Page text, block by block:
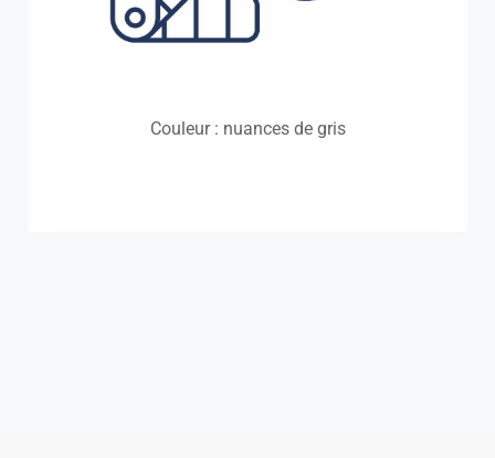
Couleur : nuances de gris